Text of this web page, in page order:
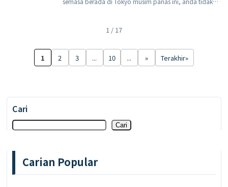
Ikebukuro akan menganjurkan acara di tingkat acara
1 / 17
1 2 3 ... 10 ... » Terakhir»
Cari
Cari
Carian Popular